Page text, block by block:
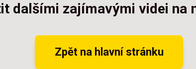
dalšími zajímavými videi na
Zpět na hlavní stránku